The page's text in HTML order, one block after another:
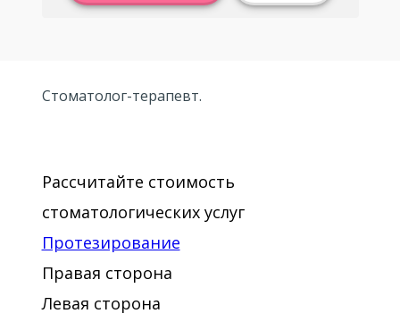
Стоматолог-терапевт.
Рассчитайте стоимость
стоматологических услуг
Протезирование
Правая сторона
Левая сторона